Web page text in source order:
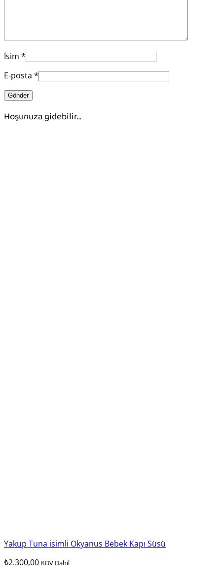
İsim *
E-posta *
Hoşunuza gidebilir…
Yakup Tuna isimli Okyanus Bebek Kapı Süsü
₺2.300,00 KDV Dahil